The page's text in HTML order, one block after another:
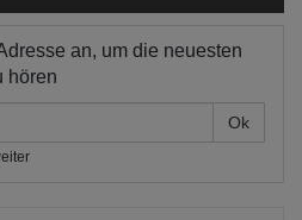
an, um die neuesten
hören